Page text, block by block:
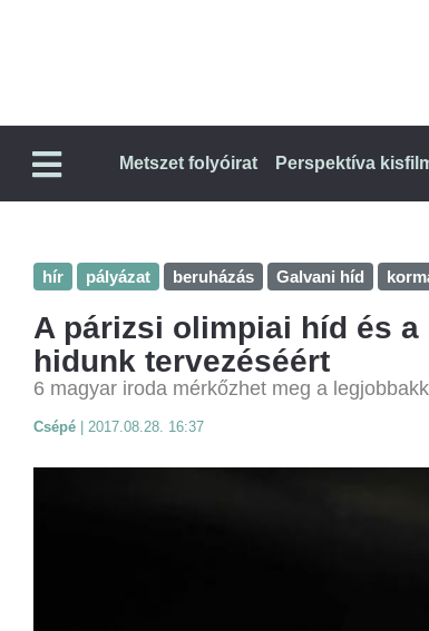
Metszet folyóirat Perspektíva
hír pályázat beruházás Galvani híd
A párizsi olimpiai híd és
hidunk tervezéséért
6 magyar iroda mérkőzhet meg a
Csépé 2017.08.28. 16:37